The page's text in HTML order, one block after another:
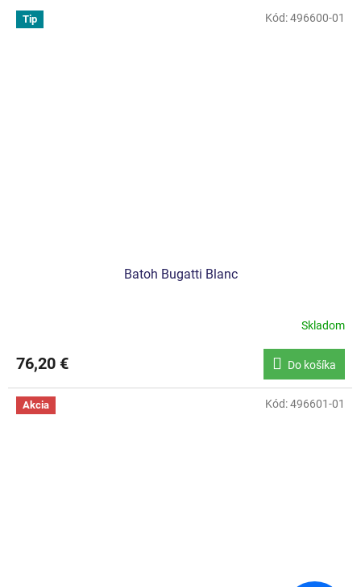
Tip
Batoh Bugatti Blanc
Skladom
76,20 € Do košíka
Kód:496600-01
Akcia Kód:496601-01